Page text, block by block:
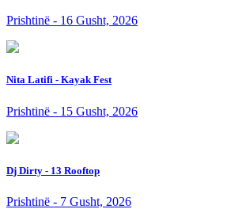
Prishtinë - 16 Gusht, 2026
Nita Latifi - Kayak Fest
Prishtinë - 15 Gusht, 2026
Dj Dirty - 13 Rooftop
Prishtinë - 7 Gusht, 2026